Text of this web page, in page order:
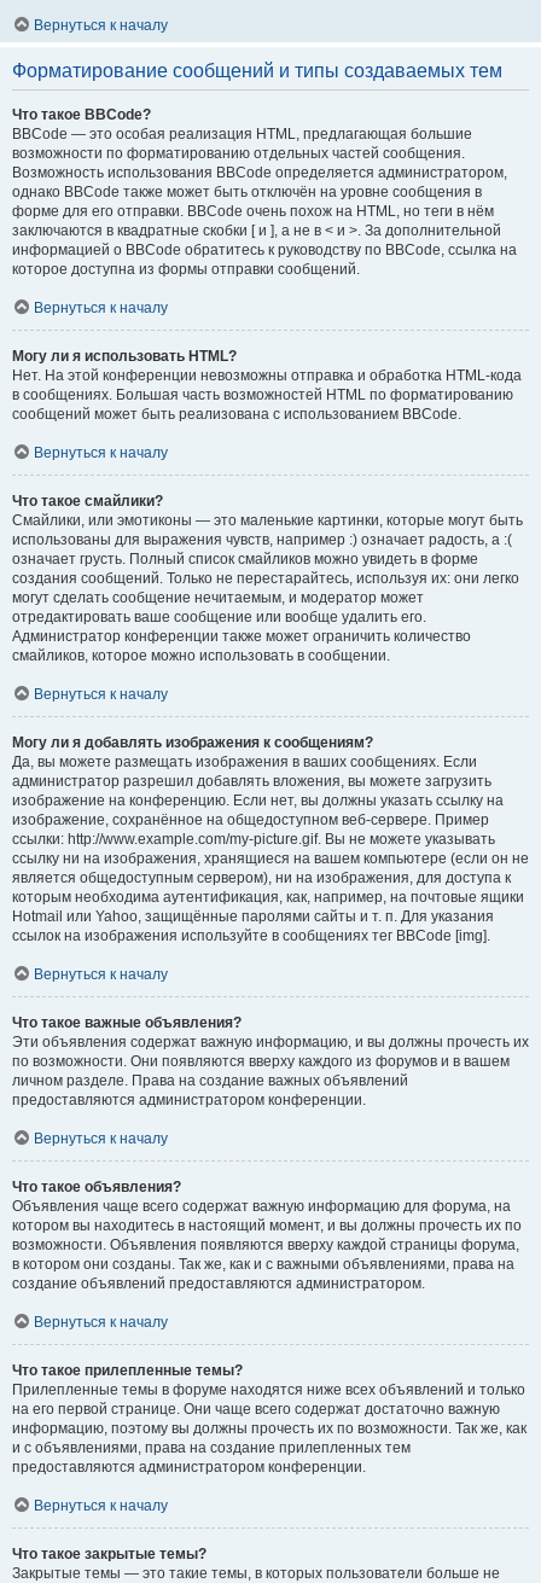
Вернуться к началу
Форматирование сообщений и типы создаваемых тем
Что такое BBCode?
BBCode — это особая реализация HTML, предлагающая большие
возможности по форматированию отдельных частей сообщения.
Возможность использования BBCode определяется администратором,
однако BBCode также может быть отключён на уровне сообщения в
форме для его отправки. BBCode очень похож на HTML, но теги в нём
заключаются в квадратные скобки [ и ], а не в < и >. За дополнительной
информацией о BBCode обратитесь к руководству по BBCode, ссылка на
которое доступна из формы отправки сообщений.
Вернуться к началу
Могу ли я использовать HTML?
Нет. На этой конференции невозможны отправка и обработка HTML-кода
в сообщениях. Большая часть возможностей HTML по форматированию
сообщений может быть реализована с использованием BBCode.
Вернуться к началу
Что такое смайлики?
Смайлики, или эмотиконы — это маленькие картинки, которые могут быть
использованы для выражения чувств, например :) означает радость, а :(
означает грусть. Полный список смайликов можно увидеть в форме
создания сообщений. Только не перестарайтесь, используя их: они легко
могут сделать сообщение нечитаемым, и модератор может
отредактировать ваше сообщение или вообще удалить его.
Администратор конференции также может ограничить количество
смайликов, которое можно использовать в сообщении.
Вернуться к началу
Могу ли я добавлять изображения к сообщениям?
Да, вы можете размещать изображения в ваших сообщениях. Если
администратор разрешил добавлять вложения, вы можете загрузить
изображение на конференцию. Если нет, вы должны указать ссылку на
изображение, сохранённое на общедоступном веб-сервере. Пример
ссылки: http://www.example.com/my-picture.gif. Вы не можете указывать
ссылку ни на изображения, хранящиеся на вашем компьютере (если он не
является общедоступным сервером), ни на изображения, для доступа к
которым необходима аутентификация, как, например, на почтовые ящики
Hotmail или Yahoo, защищённые паролями сайты и т. п. Для указания
ссылок на изображения используйте в сообщениях тег BBCode [img].
Вернуться к началу
Что такое важные объявления?
Эти объявления содержат важную информацию, и вы должны прочесть их
по возможности. Они появляются вверху каждого из форумов и в вашем
личном разделе. Права на создание важных объявлений
предоставляются администратором конференции.
Вернуться к началу
Что такое объявления?
Объявления чаще всего содержат важную информацию для форума, на
котором вы находитесь в настоящий момент, и вы должны прочесть их по
возможности. Объявления появляются вверху каждой страницы форума,
в котором они созданы. Так же, как и с важными объявлениями, права на
создание объявлений предоставляются администратором.
Вернуться к началу
Что такое прилепленные темы?
Прилепленные темы в форуме находятся ниже всех объявлений и только
на его первой странице. Они чаще всего содержат достаточно важную
информацию, поэтому вы должны прочесть их по возможности. Так же, как
и с объявлениями, права на создание прилепленных тем
предоставляются администратором конференции.
Вернуться к началу
Что такое закрытые темы?
Закрытые темы — это такие темы, в которых пользователи больше не